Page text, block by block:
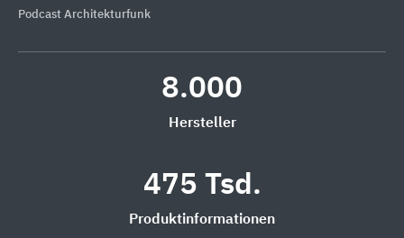
Podcast Architekturfunk
8.000
Hersteller
475 Tsd.
Produktinformationen